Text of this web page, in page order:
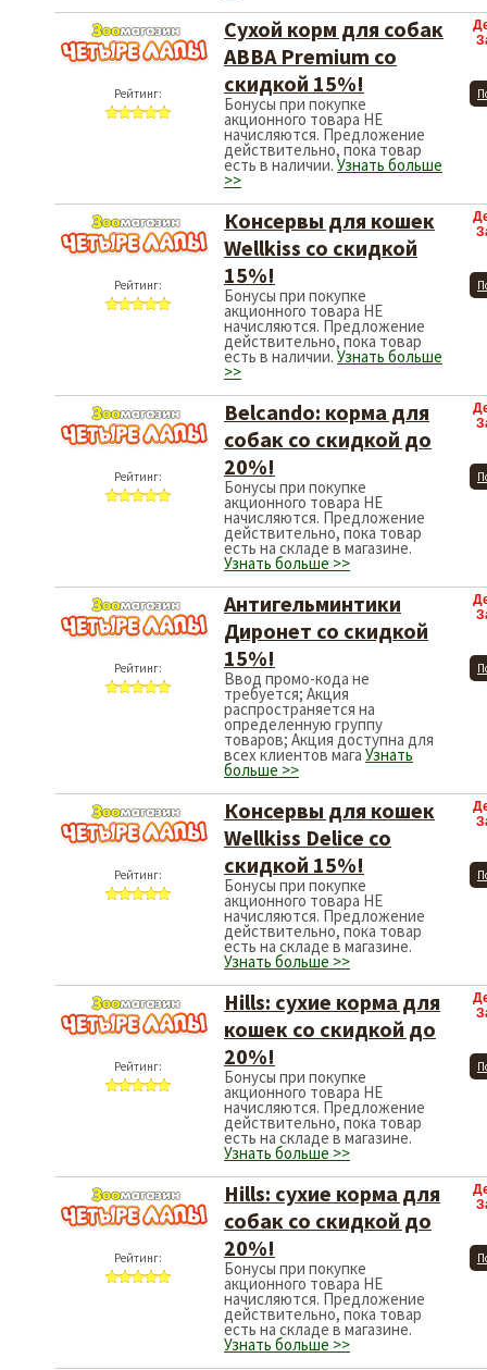
Рейтинг:
Сухой корм для собак
АВВА Premium со
скидкой 15%!
Бонусы при покупке
акционного товара НЕ
начисляются. Предложение
действительно, пока товар
есть в наличии.Узнать больше
>>
Рейтинг:
Консервы для кошек
Wellkiss со скидкой
15%!
Бонусы при покупке
акционного товара НЕ
начисляются. Предложение
действительно, пока товар
есть в наличии.Узнать больше
>>
Рейтинг:
Belcando: корма для
собак со скидкой до
20%!
Бонусы при покупке
акционного товара НЕ
начисляются. Предложение
действительно, пока товар
есть на складе в магазине.
Узнать больше >>
Рейтинг:
Антигельминтики
Диронет со скидкой
15%!
Ввод промо-кода не
требуется; Акция
распространяется на
определенную группу
товаров; Акция доступна для
всех клиентов мага Узнать
больше >>
Рейтинг:
Консервы для кошек
Wellkiss Delice со
скидкой 15%!
Бонусы при покупке
акционного товара НЕ
начисляются. Предложение
действительно, пока товар
есть на складе в магазине.
Узнать больше >>
Рейтинг:
Hills: сухие корма для
кошек со скидкой до
20%!
Бонусы при покупке
акционного товара НЕ
начисляются. Предложение
действительно, пока товар
есть на складе в магазине.
Узнать больше >>
Рейтинг:
Hills: сухие корма для
собак со скидкой до
20%!
Бонусы при покупке
акционного товара НЕ
начисляются. Предложение
действительно, пока товар
есть на складе в магазине.
Узнать больше >>